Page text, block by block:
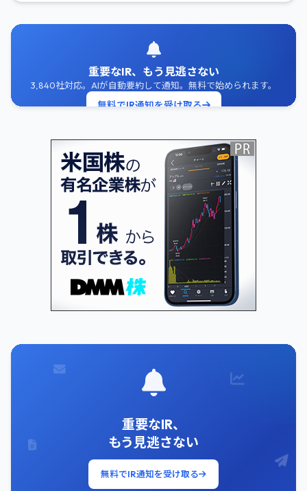
重要なIR、もう見逃さない
3,840社対応。AIが自動要約して通知。無料で始められます。
無料でIR通知を受け取る
重要なIR、
もう見逃さない
無料でIR通知を受け取る